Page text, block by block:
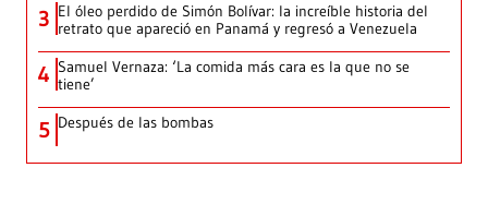
3 El óleo perdido de Simón Bolívar: la increíble historia del
retrato que apareció en Panamá y regresó a Venezuela
4 Samuel Vernaza: ‘La comida más cara es la que no se
tiene’
5 Después de las bombas